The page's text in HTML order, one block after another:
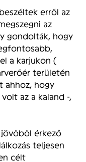
erről az
az
gondolták, hogy
a karjukon (
területén
ahhoz, hogy
az a kaland -,
jövőből érkező
teljesen
célt